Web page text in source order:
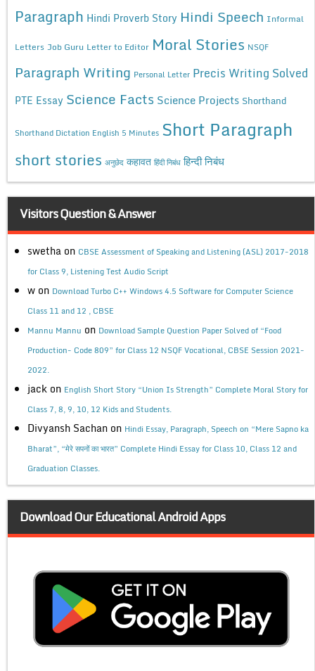
Paragraph Hindi Proverb Story Hindi Speech Informal
Letters Job Guru Letter to Editor Moral Stories NSQF
Paragraph Writing Personal Letter Precis Writing Solved
PTE Essay Science Facts Science Projects Shorthand
Shorthand Dictation English 5 Minutes Short Paragraph
short stories अनुछेद कहावत हिंदी निबंध हिन्दी निबंध
Visitors Question & Answer
swetha on CBSE Assessment of Speaking and Listening (ASL) 2017-2018
for Class 9, Listening Test Audio Script
w on Download Turbo C++ Windows 4.5 Software for Computer Science
Class 11 and 12 , CBSE
Mannu Mannu on Download Sample Question Paper Solved of “Food
Production- Code 809” for Class 12 NSQF Vocational, CBSE Session 2021-
2022.
jack on English Short Story “Union Is Strength” Complete Moral Story for
Class 7, 8, 9, 10, 12 Kids and Students.
Divyansh Sachan on Hindi Essay, Paragraph, Speech on “Mere Sapno ka
Bharat”, “मेरे सपनों का भारत” Complete Hindi Essay for Class 10, Class 12 and
Graduation Classes.
Download Our Educational Android Apps